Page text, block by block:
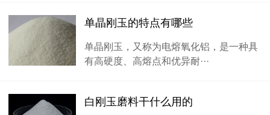
单晶刚玉的特点有哪些
单晶刚玉，又称为电熔氧化铝，是一种具
有高硬度、高熔点和优异耐···
白刚玉磨料干什么用的